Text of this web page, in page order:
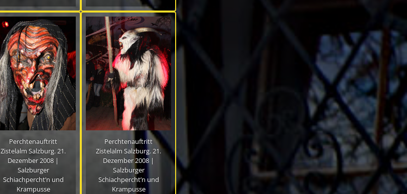
Perchtenauftritt
Zistelalm Salzburg. 21.
Dezember 2008 |
Salzburger
Schiachpercht’n und
Krampusse
Perchtenauftritt
Zistelalm Salzburg. 21.
Dezember 2008 |
Salzburger
Schiachpercht’n und
Krampusse